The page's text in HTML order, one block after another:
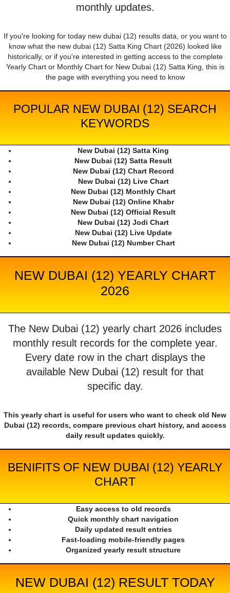
monthly updates.
If you're looking for today new dubai (12) results data, or you want to
know what the new dubai (12) Satta King Chart (2026) looked like
historically, or if you're interested in getting access to the complete
Yearly Chart or Monthly Chart for New Dubai (12) Satta King, this is
the page with everything you need to know
POPULAR NEW DUBAI (12) SEARCH
KEYWORDS
New Dubai (12) Satta King
New Dubai (12) Satta Result
New Dubai (12) Chart Record
New Dubai (12) Live Chart
New Dubai (12) Monthly Chart
New Dubai (12) Online Khabr
New Dubai (12) Official Result
New Dubai (12) Jodi Chart
New Dubai (12) Live Update
New Dubai (12) Number Chart
NEW DUBAI (12) YEARLY CHART
2026
The New Dubai (12) yearly chart 2026 includes
monthly result records for the complete year.
Every date row in the chart displays the
available New Dubai (12) result for that
specific day.
This yearly chart is useful for users who want to check old New
Dubai (12) records, compare previous chart history, and access
daily result updates quickly.
BENIFITS OF NEW DUBAI (12) YEARLY
CHART
Easy access to old records
Quick monthly chart navigation
Daily updated result entries
Fast-loading mobile-friendly pages
Organized yearly result structure
NEW DUBAI (12) RESULT TODAY